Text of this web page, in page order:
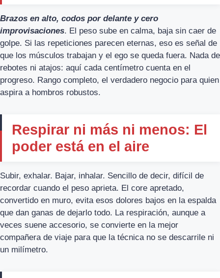
Brazos en alto, codos por delante y cero
improvisaciones. El peso sube en calma, baja sin caer de
golpe. Si las repeticiones parecen eternas, eso es señal de
que los músculos trabajan y el ego se queda fuera. Nada de
rebotes ni atajos: aquí cada centímetro cuenta en el
progreso. Rango completo, el verdadero negocio para quien
aspira a hombros robustos.
Respirar ni más ni menos: El
poder está en el aire
Subir, exhalar. Bajar, inhalar. Sencillo de decir, difícil de
recordar cuando el peso aprieta. El core apretado,
convertido en muro, evita esos dolores bajos en la espalda
que dan ganas de dejarlo todo. La respiración, aunque a
veces suene accesorio, se convierte en la mejor
compañera de viaje para que la técnica no se descarrile ni
un milímetro.